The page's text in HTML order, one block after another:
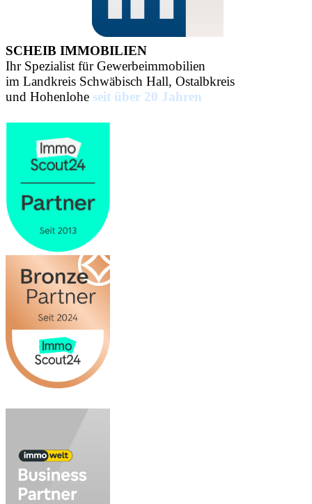
SCHEIB IMMOBILIEN
Ihr Spezialist für Gewerbeimmobilien
im Landkreis Schwäbisch Hall, Ostalbkreis
und Hohenlohe seit über 20 Jahren